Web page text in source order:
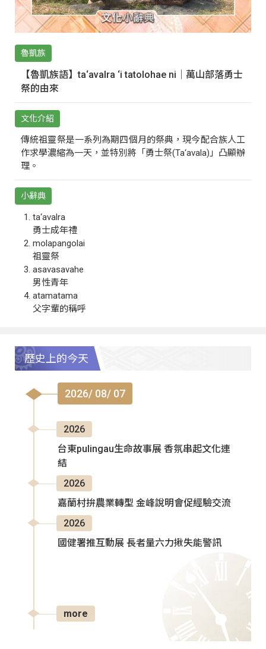
魯凱族
【魯凱族語】ta‘avalra ‘i tatolohae ni｜萬山部落勇士
祭的由來
文化介紹
傳統祖靈祭是一系列為期四個月的祭典，現今配合族人工
作求學濃縮為一天，並特別將「勇士祭(Ta‘avala)」凸顯辦
理。
小辭典
ta‘avalra
勇士成年禮
molapangolai
祖靈祭
asavasavahe
男性青年
atamatama
父字輩的稱呼
歷史上的今天
2026/ 08/ 07
2026
台東pulingau生命故事展 香氛串起文化連
結
2026
嘉蘭村拚農業轉型 金峰說明會促經驗交流
2026
國健署推互動展 長者量六力揪失能警訊
more